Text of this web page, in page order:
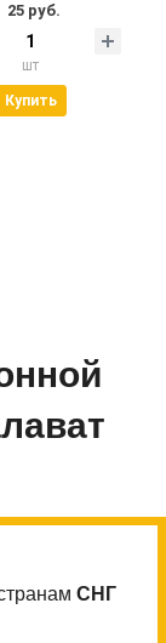
25 руб.
шт
Купить
СНГ